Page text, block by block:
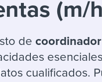
Or browse by
A flexible workplace
means new ways of
working. Pick up tips
EXPERT INSIGHTS
Get insights, guidance,
the know.
INTERVIEWS & ANSWERS
Typical interview
answers for each.
(m/
de
cualificados.